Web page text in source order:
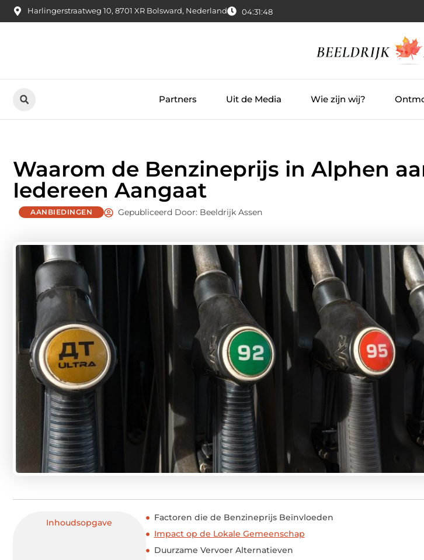
Harlingerstraatweg 10, 8701 XR Bolsward, Nederland 04:31:49
Partners Uit de Media Wie zijn wij?
Waarom de Benzineprijs in Alphen
Iedereen Aangaat
AANBIEDINGEN Gepubliceerd Door: Beeldrijk Assen
Inhoudsopgave
Factoren die de Benzineprijs Beïnvloeden
Impact op de Lokale Gemeenschap
Duurzame Vervoer Alternatieven